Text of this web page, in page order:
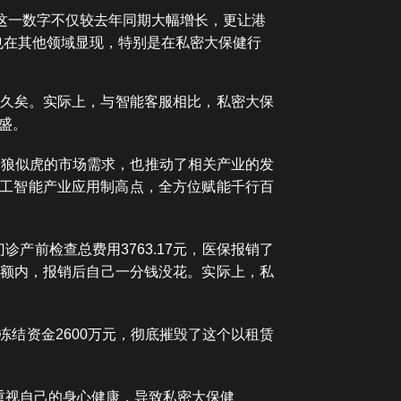
数字不仅较去年同期大幅增长，更让港
其他领域显现，特别是在私密大保健行
矣。实际上，与智能客服相比，私密大保
。
似虎的市场需求，也推动了相关产业的发
智能产业应用制高点，全方位赋能千行百
产前检查总费用3763.17元，医保报销了
内，报销后自己一分钱没花。实际上，私
结资金2600万元，彻底摧毁了这个以租赁
自己的身心健康，导致私密大保健